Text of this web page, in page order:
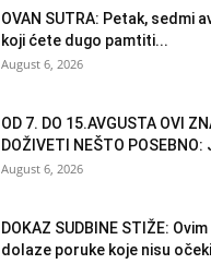
OVAN SUTRA: Petak, sedmi
koji ćete dugo pamtiti...
August 6, 2026
OD 7. DO 15.AVGUSTA OVI
DOŽIVETI NEŠTO
August 6, 2026
DOKAZ SUDBINE STIŽE:
dolaze poruke koje nisu